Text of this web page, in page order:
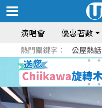
演唱會 優惠著數
熱門關鍵字： 公屋熱話